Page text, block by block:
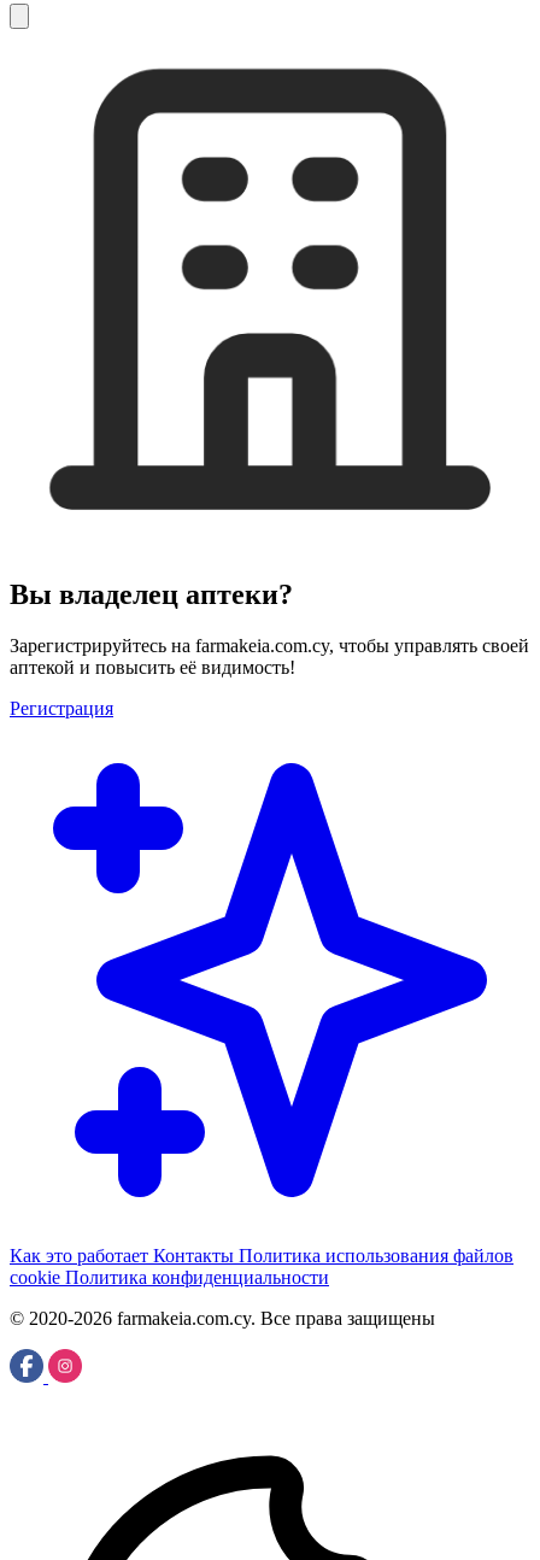
Вы владелец аптеки?
Зарегистрируйтесь на farmakeia.com.cy, чтобы управлять своей
аптекой и повысить её видимость!
Регистрация
Как это работает Контакты Политика использования файлов
cookie Политика конфиденциальности
© 2020-2026 farmakeia.com.cy. Все права защищены